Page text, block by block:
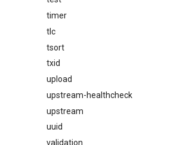
timer
tlc
tsort
txid
upload
upstream-healthcheck
upstream
uuid
validation